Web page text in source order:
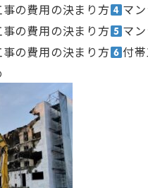
の費用の決まり方
マ
の費用の決まり方
マ
の費用の決まり方
付